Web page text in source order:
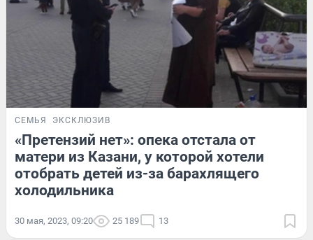
СЕМЬЯ ЭКСКЛЮЗИВ
«Претензий нет»: опека отстала от
матери из Казани, у которой хотели
отобрать детей из-за барахлящего
холодильника
30 мая, 2023, 09:20 25 189 13